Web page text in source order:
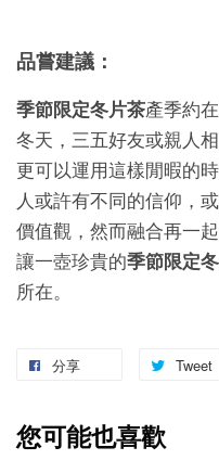
品嘗建議：
季節限定冬片茶產季約
冬天，三五好友或親人
更可以運用這樣閒暇的
人或許有不同的信仰，
價值觀，然而融合再一
讓一壺珍貴的季節限定
所在。
分享 Tweet
您可能也喜歡